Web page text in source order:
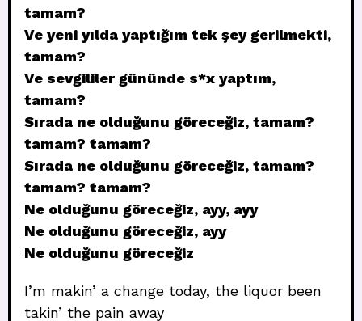
tamam?
Ve yeni yılda yaptığım tek şey gerilmekti,
tamam?
Ve sevgililer gününde s*x yaptım,
tamam?
Sırada ne olduğunu göreceğiz, tamam?
tamam? tamam?
Sırada ne olduğunu göreceğiz, tamam?
tamam? tamam?
Ne olduğunu göreceğiz, ayy, ayy
Ne olduğunu göreceğiz, ayy
Ne olduğunu göreceğiz
I’m makin’ a change today, the liquor been
takin’ the pain away